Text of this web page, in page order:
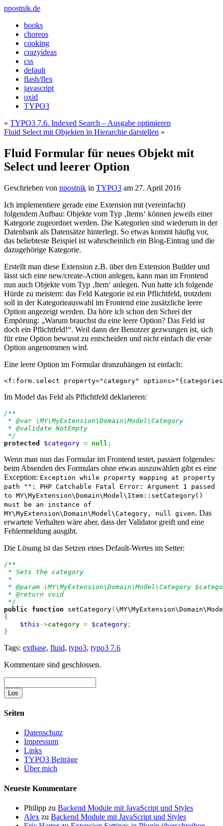
npostnik.de
books
choreos
cooking
crazyideas
css
default
flash/flex
javascript
oxid
TYPO3
« TYPO3 7.6. Indexed Search – Ausgabe optimieren
Fluid Select mit Objekten in Hierarchie darstellen »
Fluid Formular für neues Objekt mit
Select und leerer Option
Geschrieben von npostnik in TYPO3 am 27. April 2016
Ich implementiere gerade eine Extension mit (vereinfacht)
folgendem Aufbau: Objekte vom Typ ‚Items‘ können jeweils einer
Kategorie zugeordnet werden. Die Kategorien sind wiederum in der
Datenbank als Datensätze hinterlegt. So etwas kommt häufig vor,
das beliebteste Beispiel ist wahrscheinlich ein Blog-Eintrag und die
dazugehörige Kategorie.
Erstellt man diese Extension z.B. über den Extension Builder und
lässt sich eine new/create-Action anlegen, kann man im Frontend
nun auch Objekte vom Typ ‚Item‘ anlegen. Nun hatte ich folgende
Hürde zu meistern: das Feld Kategorie ist ein Pflichtfeld, trotzdem
soll in der Kategorieauswahl im Frontend eine zusätzliche leere
Option angezeigt werden. Da höre ich schon den Schrei der
Empörung: „Warum brauchst du eine leere Option? Das Feld ist
doch ein Pflichtfeld!“. Weil dann der Benutzer gezwungen ist, sich
für eine Option bewusst zu entscheiden und nicht einfach die erste
Option angenommen wird.
Eine leere Option im Formular dranzuhängen ist einfach:
<f:form.select property="category"
Im Model das Feld als Pflichtfeld deklarieren:
/**
* @var \MY\MyExtension\Domain\Model\Category
* @validate NotEmpty
*/
protected
$category = null ;
Wenn man nun das Formular im Frontend testet, passiert folgendes:
beim Absenden des Formulars ohne etwas auszuwählen gibt es eine
Exception: Exception while property mapping at property
path "": PHP Catchable Fatal Error: Argument 1 passed
to MY\MyExtension\Domain\Model\Item::setCategory()
must be an instance of
MY\MyExtension\Domain\Model\Category, null given. Das
erwartete Verhalten wäre aber, dass der Validator greift und eine
Fehlermeldung ausgibt.
Die Lösung ist das Setzen eines Default-Wertes im Setter:
/**
* Sets the category
*
* @param \MY\MyExtension\Domain\Model\Category
* @return void
*/
public
function setCategory(
{
$this ->category = $category ;
}
Tags: extbase, fluid, typo3, typo3 7.6
Kommentare sind geschlossen.
Seiten
Datenschutz
Impressum
Links
TYPO3 Beiträge
Über mich
Neueste Kommentare
Philipp zu Backend Module mit JavaScript und Styles
Alex zu Backend Module mit JavaScript und Styles